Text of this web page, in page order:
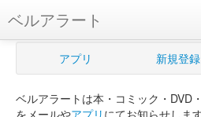
ベルアラート
ベルアラートとは
新規登録
アプリ 新規登録
ベルアラートは本・コミック・DVD
をメールやアプリ にてお知らせしま